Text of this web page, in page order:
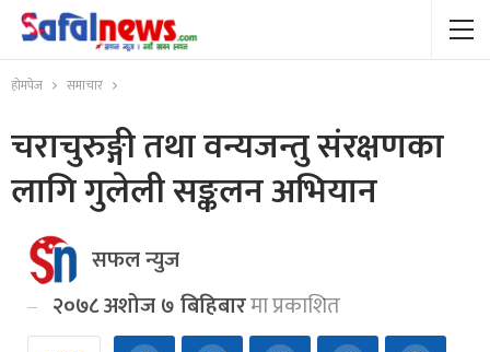
होमपेज समाचार
चराचुरुङ्गी तथा वन्यजन्तु संरक्षणका
लागि गुलेली सङ्कलन अभियान
सफल न्युज
२०७८ अशोज ७ बिहिबारमा प्रकाशित